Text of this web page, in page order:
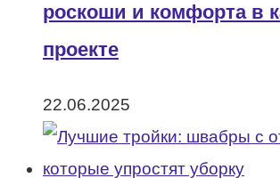
роскоши и комфорта в
проекте
22.06.2025